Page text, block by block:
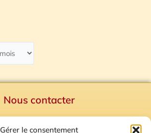
Gérer le consentement
Nous contacter